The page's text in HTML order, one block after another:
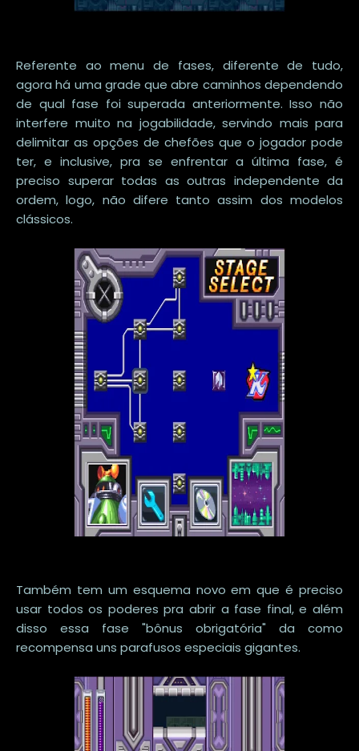
Referente ao menu de fases, diferente de tudo,
agora há uma grade que abre caminhos dependendo
de qual fase foi superada anteriormente. Isso não
interfere muito na jogabilidade, servindo mais para
delimitar as opções de chefões que o jogador pode
ter, e inclusive, pra se enfrentar a última fase, é
preciso superar todas as outras independente da
ordem, logo, não difere tanto assim dos modelos
clássicos.
Também tem um esquema novo em que é preciso
usar todos os poderes pra abrir a fase final, e além
disso essa fase "bônus obrigatória" da como
recompensa uns parafusos especiais gigantes.